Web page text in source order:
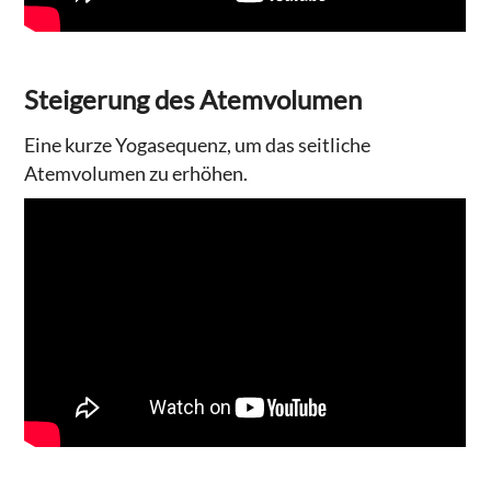
Steigerung des Atemvolumen
Eine kurze Yogasequenz, um das seitliche
Atemvolumen zu erhöhen.